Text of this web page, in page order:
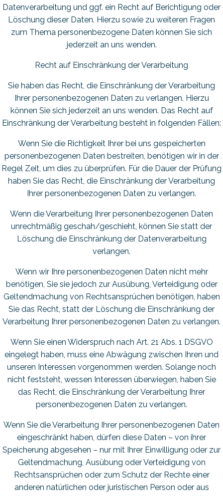
Datenverarbeitung und ggf. ein Recht auf Berichtigung oder
Löschung dieser Daten. Hierzu sowie zu weiteren Fragen
zum Thema personenbezogene Daten können Sie sich
jederzeit an uns wenden.
Recht auf Einschränkung der Verarbeitung
Sie haben das Recht, die Einschränkung der Verarbeitung
Ihrer personenbezogenen Daten zu verlangen. Hierzu
können Sie sich jederzeit an uns wenden. Das Recht auf
Einschränkung der Verarbeitung besteht in folgenden Fällen:
Wenn Sie die Richtigkeit Ihrer bei uns gespeicherten
personenbezogenen Daten bestreiten, benötigen wir in der
Regel Zeit, um dies zu überprüfen. Für die Dauer der Prüfung
haben Sie das Recht, die Einschränkung der Verarbeitung
Ihrer personenbezogenen Daten zu verlangen.
Wenn die Verarbeitung Ihrer personenbezogenen Daten
unrechtmäßig geschah/geschieht, können Sie statt der
Löschung die Einschränkung der Datenverarbeitung
verlangen.
Wenn wir Ihre personenbezogenen Daten nicht mehr
benötigen, Sie sie jedoch zur Ausübung, Verteidigung oder
Geltendmachung von Rechtsansprüchen benötigen, haben
Sie das Recht, statt der Löschung die Einschränkung der
Verarbeitung Ihrer personenbezogenen Daten zu verlangen.
Wenn Sie einen Widerspruch nach Art. 21 Abs. 1 DSGVO
eingelegt haben, muss eine Abwägung zwischen Ihren und
unseren Interessen vorgenommen werden. Solange noch
nicht feststeht, wessen Interessen überwiegen, haben Sie
das Recht, die Einschränkung der Verarbeitung Ihrer
personenbezogenen Daten zu verlangen.
Wenn Sie die Verarbeitung Ihrer personenbezogenen Daten
eingeschränkt haben, dürfen diese Daten – von ihrer
Speicherung abgesehen – nur mit Ihrer Einwilligung oder zur
Geltendmachung, Ausübung oder Verteidigung von
Rechtsansprüchen oder zum Schutz der Rechte einer
anderen natürlichen oder juristischen Person oder aus